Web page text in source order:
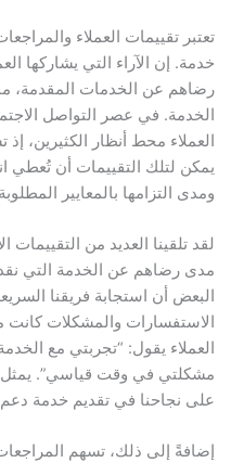
تعتبر تقييمات العملاء
خدمة. إن الآراء التي يشاركها
رضاهم عن الخدمات المقدمة،
الخدمة. في عصر التواصل
العملاء محط أنظار الكثيرين،
يمكن لتلك التقييمات أن تُعطي
ومدى التزامها بالمعايير
لقد تلقينا العديد من التقييمات
البعض أن استجابة فريقنا
الاستفسارات والمشكلات كانت
العملاء يقول: “تجربتي مع
مشكلتي في وقت قياسي”. يمثل
على نجاحنا في تقديم خدمة دعم
إضافةً إلى ذلك، تسهم المراجعات